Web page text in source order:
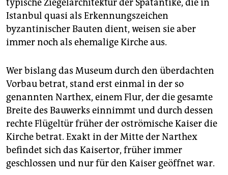
typische Ziegelarchitektur der Spätantike, die in
Istanbul quasi als Erkennungszeichen
byzantinischer Bauten dient, weisen sie aber
immer noch als ehemalige Kirche aus.
Wer bislang das Museum durch den überdachten
Vorbau betrat, stand erst einmal in der so
genannten Narthex, einem Flur, der die gesamte
Breite des Bauwerks einnimmt und durch dessen
rechte Flügeltür früher der oströmische Kaiser die
Kirche betrat. Exakt in der Mitte der Narthex
befindet sich das Kaisertor, früher immer
geschlossen und nur für den Kaiser geöffnet war.